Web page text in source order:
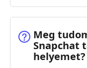
Meg
Snapchat
helyemet?